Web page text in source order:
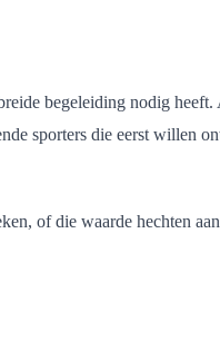
begeleiding nodig
sporters die eerst willen
of die waarde hechten